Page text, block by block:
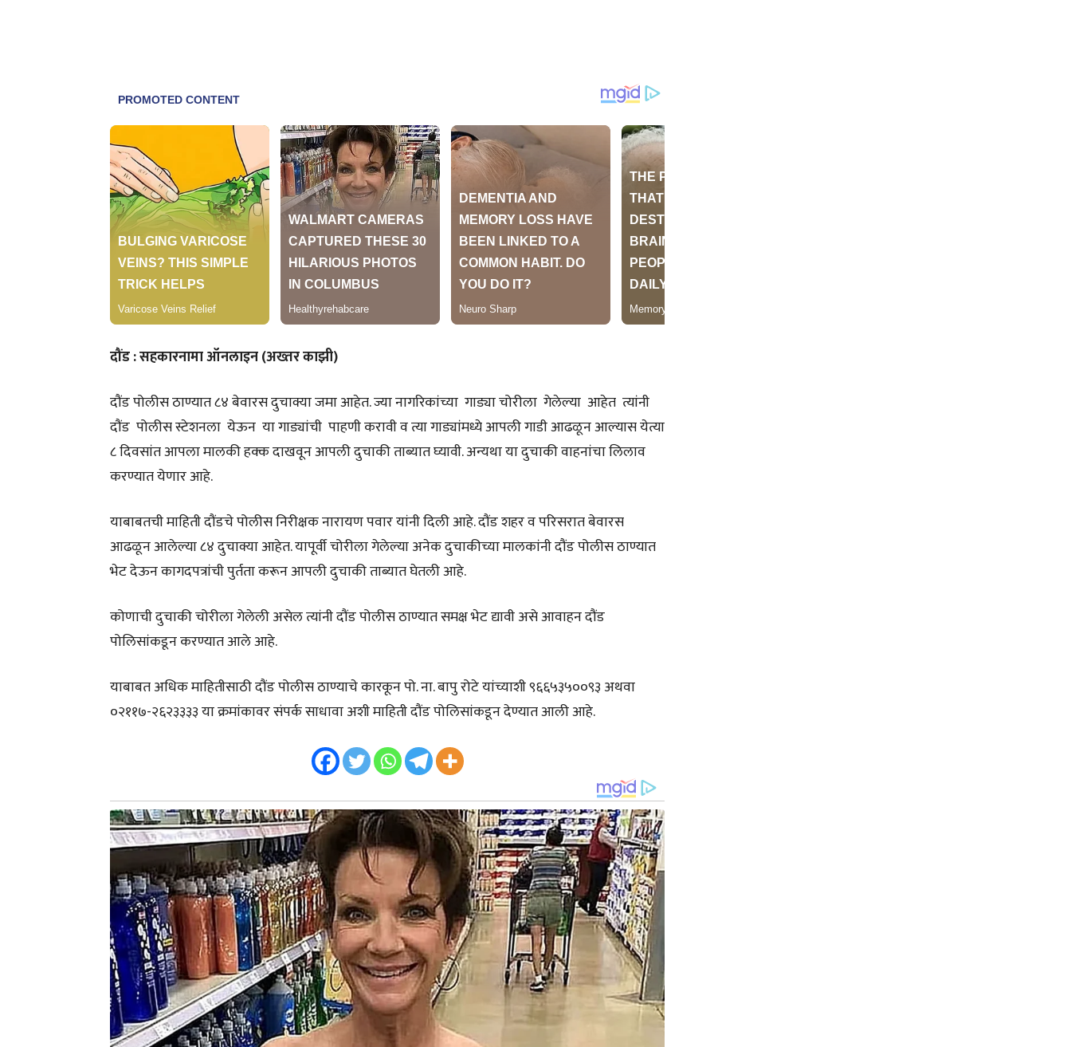
दौंड : सहकारनामा ऑनलाइन (अख्तर काझी)
दौंड पोलीस ठाण्यात ८४ बेवारस दुचाक्या जमा आहेत. ज्या नागरिकांच्या गाड्या चोरीला गेलेल्या आहेत त्यांनी
दौंड पोलीस स्टेशनला येऊन या गाड्यांची पाहणी करावी व त्या गाड्यांमध्ये आपली गाडी आढळून आल्यास येत्या
८ दिवसांत आपला मालकी हक्क दाखवून आपली दुचाकी ताब्यात घ्यावी. अन्यथा या दुचाकी वाहनांचा लिलाव
करण्यात येणार आहे.
याबाबतची माहिती दौंडचे पोलीस निरीक्षक नारायण पवार यांनी दिली आहे. दौंड शहर व परिसरात बेवारस
आढळून आलेल्या ८४ दुचाक्या आहेत. यापूर्वी चोरीला गेलेल्या अनेक दुचाकीच्या मालकांनी दौंड पोलीस ठाण्यात
भेट देऊन कागदपत्रांची पुर्तता करून आपली दुचाकी ताब्यात घेतली आहे.
कोणाची दुचाकी चोरीला गेलेली असेल त्यांनी दौंड पोलीस ठाण्यात समक्ष भेट द्यावी असे आवाहन दौंड
पोलिसांकडून करण्यात आले आहे.
याबाबत अधिक माहितीसाठी दौंड पोलीस ठाण्याचे कारकून पो. ना. बापु रोटे यांच्याशी ९६६५३५००९३ अथवा
०२११७-२६२३३३३ या क्रमांकावर संपर्क साधावा अशी माहिती दौंड पोलिसांकडून देण्यात आली आहे.